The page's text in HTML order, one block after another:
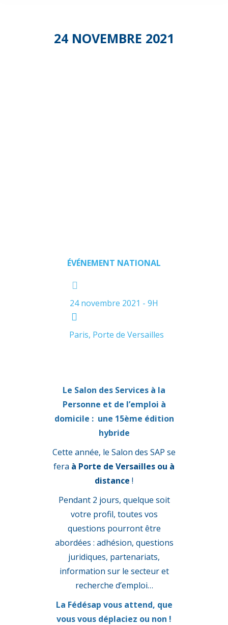
24 NOVEMBRE 2021
ÉVÉNEMENT NATIONAL
24 novembre 2021 - 9H
Paris, Porte de Versailles
Le Salon des Services à la
Personne et de l’emploi à
domicile : une 15ème édition
hybride
Cette année, le Salon des SAP se
fera à Porte de Versailles ou à
distance !
Pendant 2 jours, quelque soit
votre profil, toutes vos
questions pourront être
abordées : adhésion, questions
juridiques, partenariats,
information sur le secteur et
recherche d’emploi…
La Fédésap vous attend, que
vous vous déplaciez ou non !